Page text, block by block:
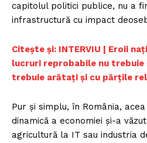
capitolul politici publice, nu a
infrastructură cu impact
Citește și: INTERVIU | Eroii
lucruri reprobabile nu
trebuie arătați și cu părțile
Pur și simplu, în România,
dinamică a economiei și-a
agricultură la IT sau industria